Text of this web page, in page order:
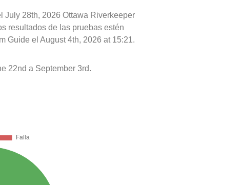
July 28th, 2026 Ottawa Riverkeeper
resultados de las pruebas estén
Guide el August 4th, 2026 at 15:21.
22nd a September 3rd.